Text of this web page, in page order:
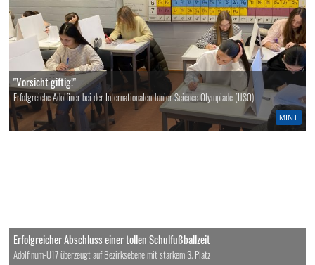
MINT
"Vorsicht giftig!"
Erfolgreiche Adolfiner bei der Internationalen Junior Science Olympiade (IJSO)
Erfolgreicher Abschluss einer tollen Schulfußballzeit
Adolfinum-U17 überzeugt auf Bezirksebene mit starkem 3. Platz